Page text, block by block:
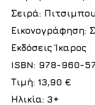
Σειρά:
Εικονογράφηση:
Εκδόσεις Ίκαρος
ISBN: 978-960-
Τιμή: 13,90 €
Ηλικία: 3+